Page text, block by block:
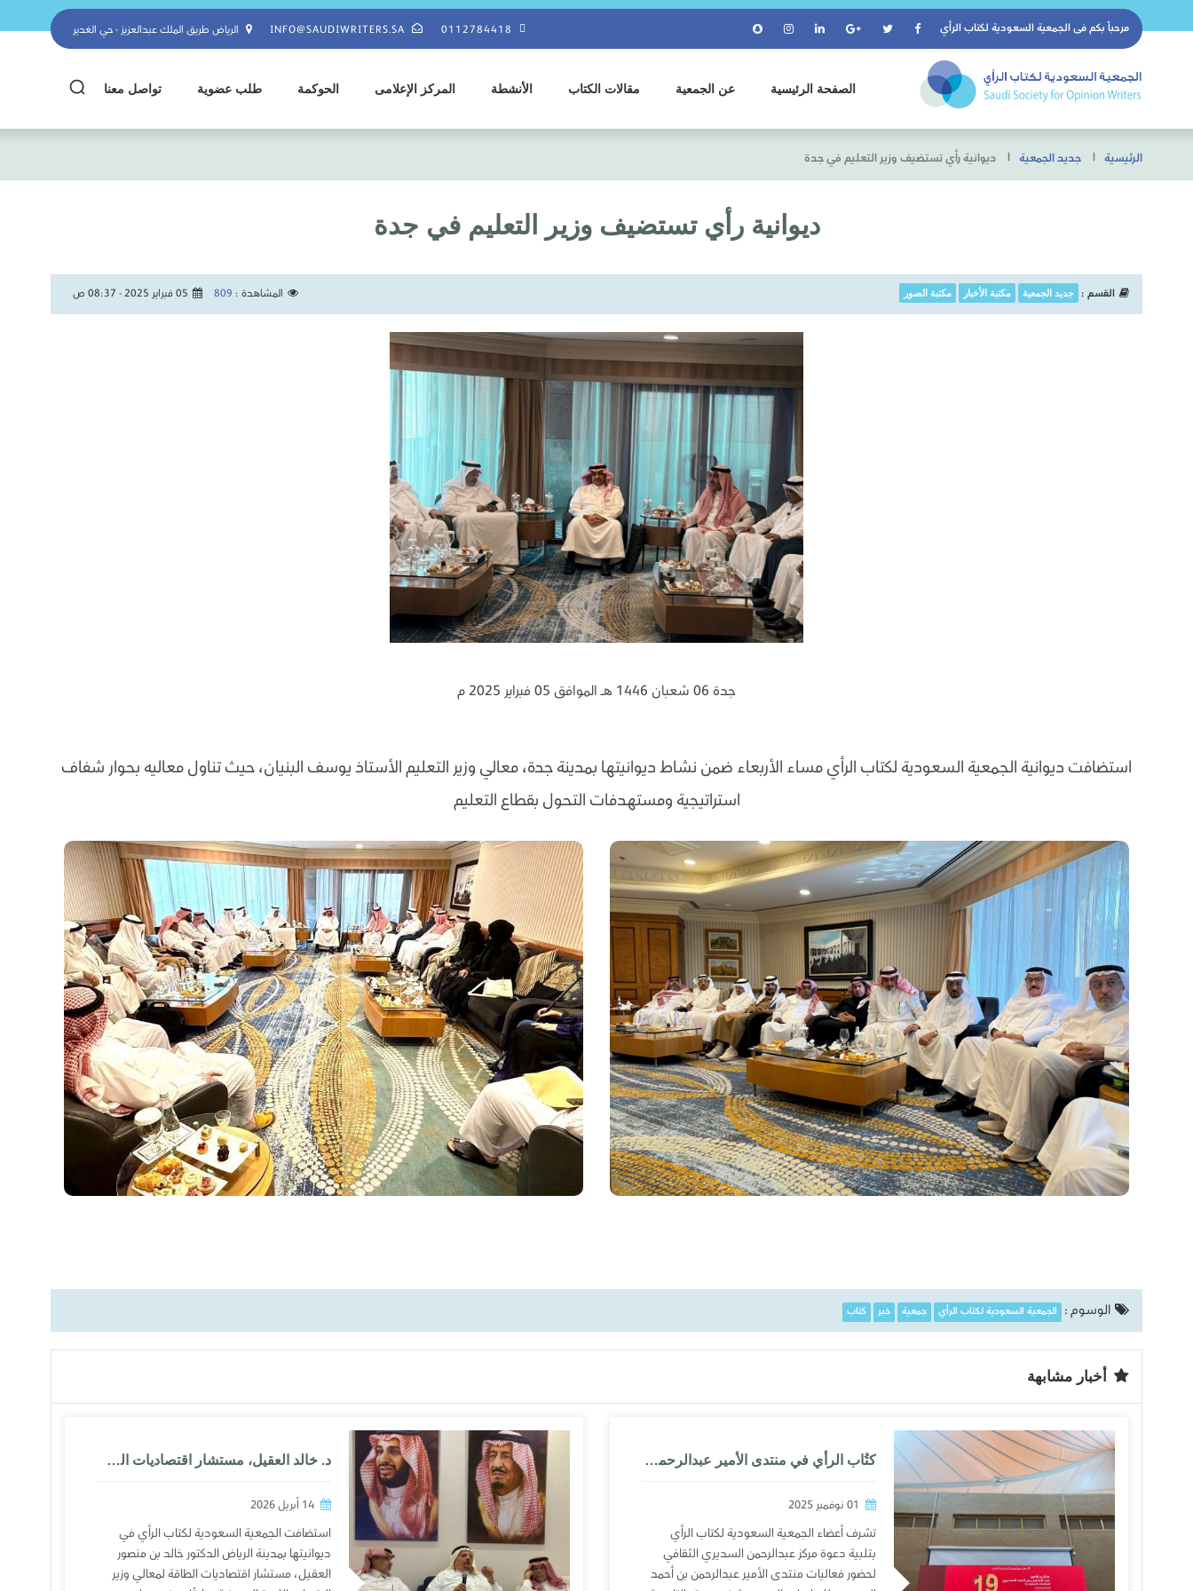
مرحباً بكم فىالجمعية السعودية لكتاب الرأي 0112784418
INFO@SAUDIWRITERS.SA الرياض طريق الملك عبدالعزيز - حي الغدير
الصفحة الرئيسية عن الجمعية مقالات الكتاب الأنشطة المركز الإعلامى الحوكمة طلب عضوية تواصل معنا
الرئيسية جديد الجمعية ديوانية رأي تستضيف وزير التعليم في جدة
ديوانية رأي تستضيف وزير التعليم في جدة
القسم : جديد الجمعية مكتبة الأخبار مكتبة الصور المشاهدة :809 05 فبراير 2025 - 08:37 ص
جدة 06 شعبان 1446 هـ الموافق 05 فبراير 2025 م
استضافت ديوانية الجمعية السعودية لكتاب الرأي مساء الأربعاء ضمن نشاط ديوانيتها بمدينة جدة، معالي وزير التعليم الأستاذ يوسف البنيان، حيث تناول معاليه بحوار شفاف
استراتيجية ومستهدفات التحول بقطاع التعليم
الوسوم : الجمعية السعودية لكتاب الرأي جمعية خبر كتاب
أخبار مشابهة
كتُاب الرأي في منتدى الأمير عبدالرحمن بن أحمد السديري
01 نوفمبر 2025
‬تشرف أعضاء الجمعية السعودية لكتاب الرأي
بتلبية دعوة مركز عبدالرحمن السديري الثقافي
لحضور فعاليات منتدى الأمير عبدالرحمن بن أحمد
د. خالد العقيل، مستشار اقتصاديات الطاقة، يناقش في ديوانية «رأي» تداعيات الحرب على الصناعة النفطية والاقتصاد الدولي
14 أبريل 2026
استضافت الجمعية السعودية لكتاب الرأي في
ديوانيتها بمدينة الرياض الدكتور خالد بن منصور
العقيل، مستشار اقتصاديات الطاقة لمعالي وزير